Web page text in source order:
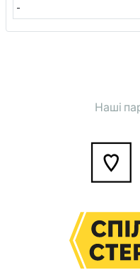
-
Наші